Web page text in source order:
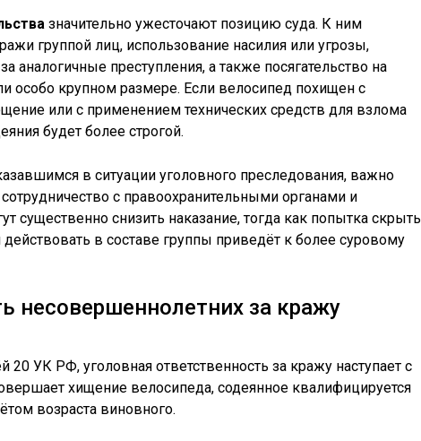
значительно ужесточают позицию суда. К ним
группой лиц, использование насилия или угрозы,
аналогичные преступления, а также посягательство на
особо крупном размере. Если велосипед похищен с
или с применением технических средств для взлома
будет более строгой.
в ситуации уголовного преследования, важно
с правоохранительными органами и
существенно снизить наказание, тогда как попытка скрыть
в составе группы приведёт к более суровому
несовершеннолетних за кражу
20 УК РФ, уголовная ответственность за кражу наступает с
хищение велосипеда, содеянное квалифицируется
возраста виновного.